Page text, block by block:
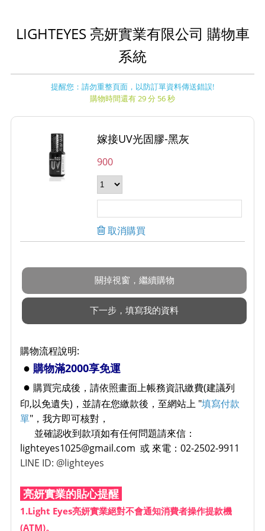
LIGHTEYES 亮妍實業有限公司 購物車
系統
提醒您：請勿重整頁面，以防訂單資料傳送錯誤!
購物時間還有 29 分 56 秒
嫁接UV光固膠-黑灰
900
取消購買
購物流程說明:
● 購物滿2000享免運
● 購買完成後，請依照畫面上帳務資訊繳費(建議列
印,以免遺失)，並請在您繳款後，至網站上 "填寫付款
單"，我方即可核對，
並確認收到款項如有任何問題請來信：
lighteyes1025@gmail.com 或 來電：02-2502-9911
LINE ID: @lighteyes
亮妍實業的貼心提醒
1.Light Eyes亮妍實業絕對不會通知消費者操作提款機
(ATM)。